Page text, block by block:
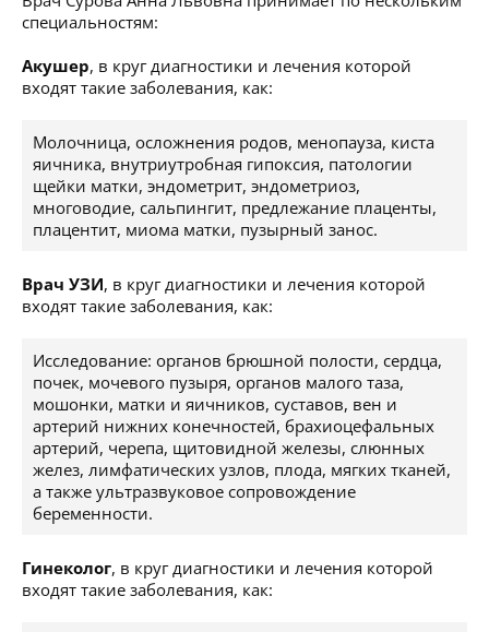
специальностям:
Акушер, в круг диагностики и лечения которой
входят такие заболевания, как:
Молочница, осложнения родов, менопауза, киста
яичника, внутриутробная гипоксия, патологии
щейки матки, эндометрит, эндометриоз,
многоводие, сальпингит, предлежание плаценты,
плацентит, миома матки, пузырный занос.
Врач УЗИ, в круг диагностики и лечения которой
входят такие заболевания, как:
Исследование: органов брюшной полости, сердца,
почек, мочевого пузыря, органов малого таза,
мошонки, матки и яичников, суставов, вен и
артерий нижних конечностей, брахиоцефальных
артерий, черепа, щитовидной железы, слюнных
желез, лимфатических узлов, плода, мягких тканей,
а также ультразвуковое сопровождение
беременности.
Гинеколог, в круг диагностики и лечения которой
входят такие заболевания, как: